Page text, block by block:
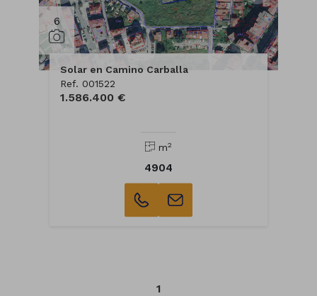
6
Solar en Camino Carballa
Ref. 001522
1.586.400 €
m2
4904
1